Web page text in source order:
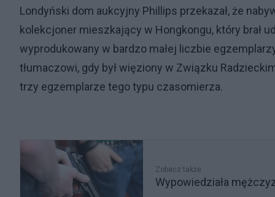
Londyński dom aukcyjny Phillips przekazał, że
kolekcjoner mieszkający w Hongkongu, który brał
wyprodukowany w bardzo małej liczbie
tłumaczowi, gdy był więziony w Związku
trzy egzemplarze tego typu czasomierza.
Zobacz także
Wypowiedziała